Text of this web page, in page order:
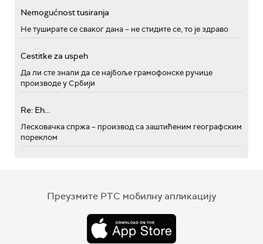
Nemogućnost tusiranja
Не туширате се сваког дана – не стидите се, то је здраво
Cestitke za uspeh
Да ли сте знали да се најбоље грамофонске ручице
производе у Србији
Re: Eh...
Лесковачка спржа – производ са заштићеним географским
пореклом
Преузмите РТС мобилну апликацију